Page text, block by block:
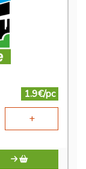
1.9€/pc
+